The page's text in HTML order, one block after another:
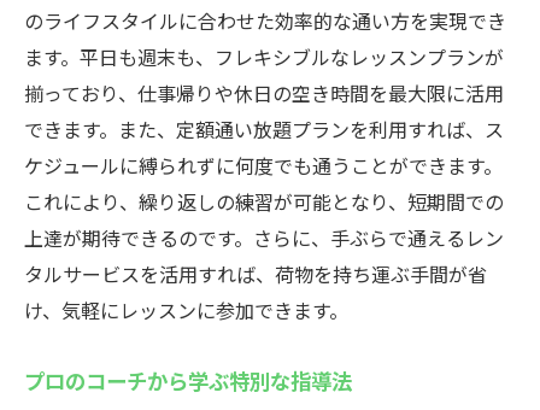
のライフスタイルに合わせた効率的な通い方を実現でき
ます。平日も週末も、フレキシブルなレッスンプランが
揃っており、仕事帰りや休日の空き時間を最大限に活用
できます。また、定額通い放題プランを利用すれば、ス
ケジュールに縛られずに何度でも通うことができます。
これにより、繰り返しの練習が可能となり、短期間での
上達が期待できるのです。さらに、手ぶらで通えるレン
タルサービスを活用すれば、荷物を持ち運ぶ手間が省
け、気軽にレッスンに参加できます。
プロのコーチから学ぶ特別な指導法